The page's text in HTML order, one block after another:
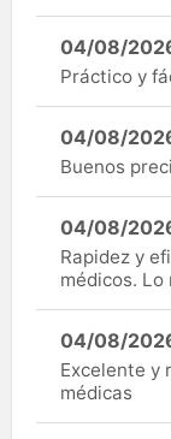
04/08/
Práctico y
04/08/
Buenos
04/08/
Rapidez y
médicos. Lo
04/08/
Excelente y
médicas